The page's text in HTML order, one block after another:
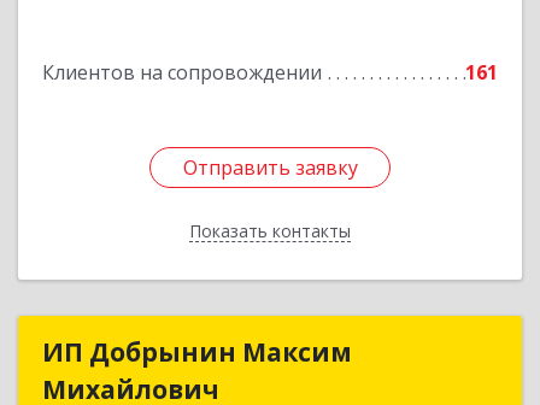
Клиентов на сопровождении 161
Отправить заявку
Показать контакты
Подробнее
Отправить заявку
Назад
ИП Добрынин Максим
Михайлович
ИП Добрынин Максим